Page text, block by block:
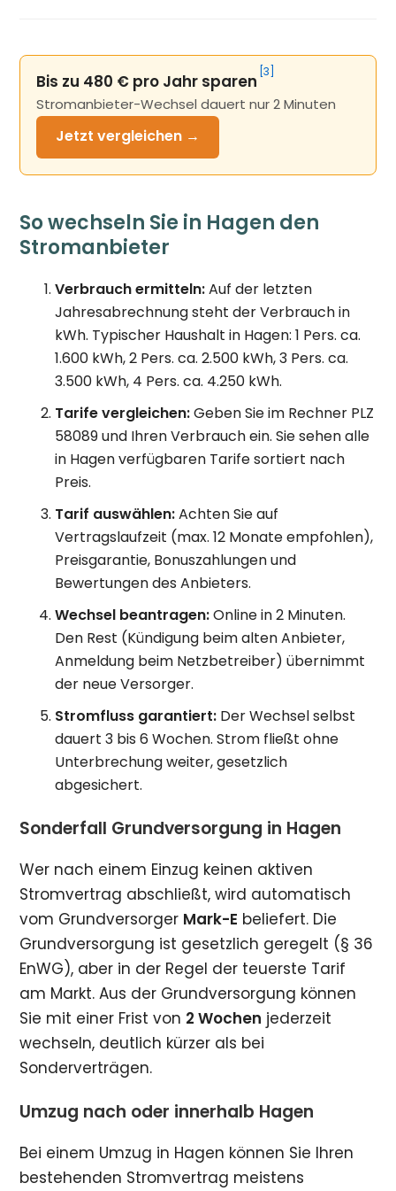
Bis zu 480 € pro Jahr sparen [3]
Stromanbieter-Wechsel dauert nur 2 Minuten
Jetzt vergleichen →
So wechseln Sie in Hagen den
Stromanbieter
Verbrauch ermitteln:Auf der letzten
Jahresabrechnung steht der Verbrauch in
kWh. Typischer Haushalt in Hagen: 1 Pers. ca.
1.600 kWh, 2 Pers. ca. 2.500 kWh, 3 Pers. ca.
3.500 kWh, 4 Pers. ca. 4.250 kWh.
Tarife vergleichen:Geben Sie im Rechner PLZ
58089 und Ihren Verbrauch ein. Sie sehen alle
in Hagen verfügbaren Tarife sortiert nach
Preis.
Tarif auswählen:Achten Sie auf
Vertragslaufzeit (max. 12 Monate empfohlen),
Preisgarantie, Bonuszahlungen und
Bewertungen des Anbieters.
Wechsel beantragen:Online in 2 Minuten.
Den Rest (Kündigung beim alten Anbieter,
Anmeldung beim Netzbetreiber) übernimmt
der neue Versorger.
Stromfluss garantiert: Der Wechsel selbst
dauert 3 bis 6 Wochen. Strom fließt ohne
Unterbrechung weiter, gesetzlich
abgesichert.
Sonderfall Grundversorgung in Hagen
Wer nach einem Einzug keinen aktiven
Stromvertrag abschließt, wird automatisch
vom Grundversorger Mark-E beliefert. Die
Grundversorgung ist gesetzlich geregelt (§ 36
EnWG), aber in der Regel der teuerste Tarif
am Markt. Aus der Grundversorgung können
Sie mit einer Frist von 2 Wochen jederzeit
wechseln, deutlich kürzer als bei
Sonderverträgen.
Umzug nach oder innerhalb Hagen
Bei einem Umzug in Hagen können Sie Ihren
bestehenden Stromvertrag meistens